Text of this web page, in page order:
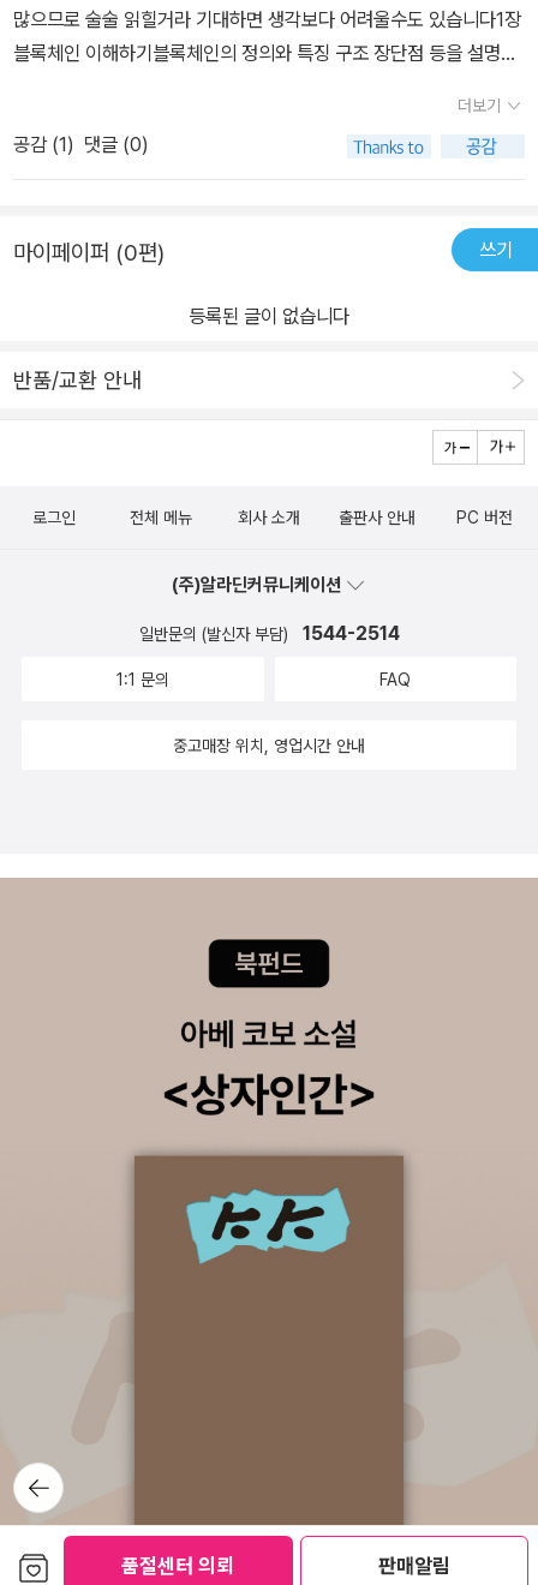
품절센터 의뢰 판매알림
많으므로 술술 읽힐거라 기대하면 생각보다 어려울수도 있습니다1장
블록체인 이해하기블록체인의 정의와 특징 구조 장단점 등을 설명합
나가기가 어려울겁니다2장 비트코인 살펴보기비트코인에 관한 장이
지만 사실상 모든 암호화폐의 공통에 해당되는 내용이 대부분입니다
처음 사용방법과 구체적으로 가장 많이 사용되는 지갑서비스들의 종
대략 이해할수 있을겁니다거래이후 확인하고 관리하는 팁도 알려줍
한 설명입니다솔직히 이정도 전문분야까지 알아야 하나 싶은데 암호
고 어떻게 사용됬나만 보는것이 아니라 암호화 기술 자체를 설명해주
같습니다4장 분산시스템블록체인 분산 시스템을 그림으로 설명합니
법에 대한 설명을 이해하면 이후 장들을 읽기 편할겁니다5장 지갑의
이정도 지식을 알고 이용하면 분명 큰 차이가 있을겁니다6장 트랜잭
션트랜잭션은 거래입니다가장 대표적인 거래는 송금인데 이것을 블
장인거 같은데 애당초 누구나 쉽게 이해할수 있게 설명하는게 무리인
마트계약의 개념과 실세계에서 어떻게 사용될수 있는지에 대한 개론
거 같습니다솔직히 이책이 대중적인 책인지는 모르겠습니다좋은 내
용이지만 어려운 용어만 모아서 쉽게 설명하려 노력한 책이 아닐까
싶습니다분명한건 블록체인 관련 일에 관심있다면 이정도는 알아야
더보기
공감 (1) 댓글 (0)
마이페이퍼 (0편) 쓰기
등록된 글이 없습니다
반품/교환 안내
뒤로가
기
로그인 전체 메뉴 회사 소개 출판사 안내 PC 버전
(주)알라딘커뮤니케이션
일반문의 (발신자 부담) 1544-2514
1:1 문의 FAQ
중고매장 위치, 영업시간 안내